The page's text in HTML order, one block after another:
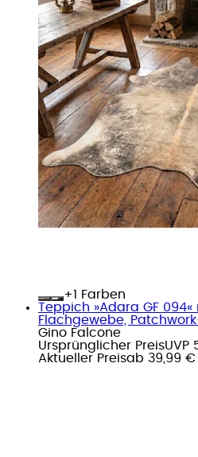
+
Farben
Teppich »Adara GF
Flachgewebe,
Gino Falcone
Ursprünglicher PreisUVP
Aktueller Preisab 39,99 €